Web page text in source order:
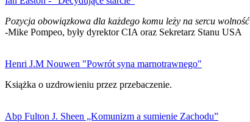
Pozycja obowiązkowa dla każdego komu leży na sercu wolność
-Mike Pompeo, były dyrektor CIA oraz Sekretarz Stanu USA
Henri J.M Nouwen "Powrót syna marnotrawnego"
Książka o uzdrowieniu przez przebaczenie.
Abp Fulton J. Sheen „Komunizm a sumienie Zachodu”